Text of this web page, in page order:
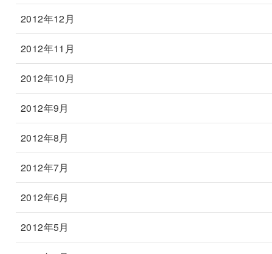
2012年12月
2012年11月
2012年10月
2012年9月
2012年8月
2012年7月
2012年6月
2012年5月